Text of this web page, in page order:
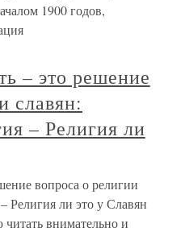
1900 годов,
– это решение
славян:
– Религия ли
вопроса о религии
Религия ли это у Славян
внимательно и